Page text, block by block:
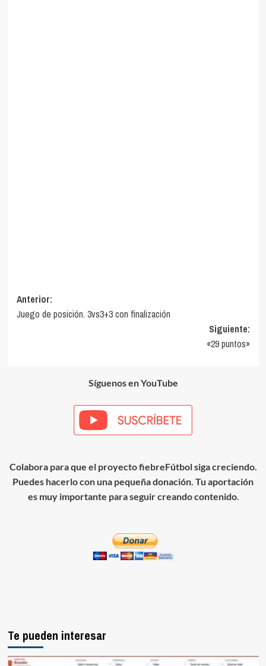
Navegación
de
Anterior:
Juego de posición. 3vs3+3 con finalización
Siguiente:
«29 puntos»
Síguenos en YouTube
Colabora para que el proyecto fiebreFútbol siga creciendo.
Puedes hacerlo con una pequeña donación. Tu aportación
es muy importante para seguir creando contenido.
Te pueden interesar